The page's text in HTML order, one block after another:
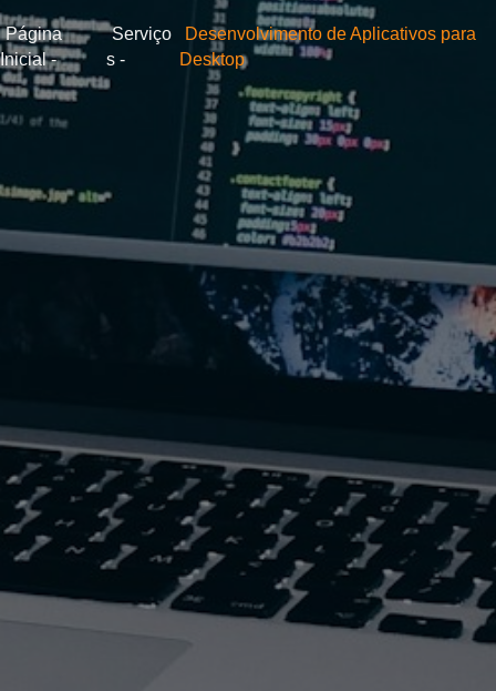
Página
Inicial
Serviço
s
Desenvolvimento de Aplicativos para
Desktop